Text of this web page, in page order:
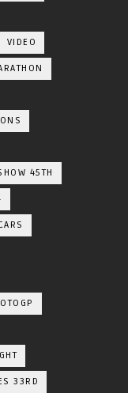
VIDEO
45TH
33RD